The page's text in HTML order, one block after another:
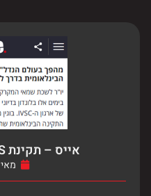
אייס – תקינת IVS בדרך לישראל
מאי 30, 2024